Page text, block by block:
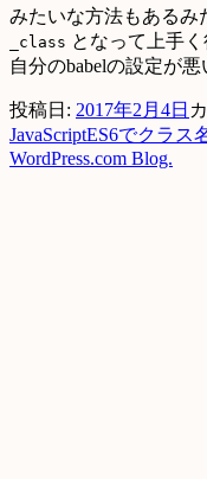
みたいな方法もあるみ
_class となって上手く
自分のbabelの設定が
投稿日: 2017年2月4日
JavaScriptES6でクラス
WordPress.com Blog.